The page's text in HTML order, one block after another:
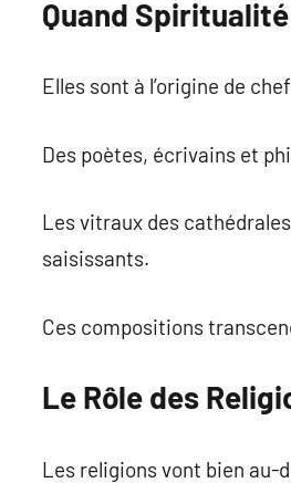
Quand
Elles sont à l’origine de
Des poètes, écrivains et
Les vitraux des
saisissants.
Ces compositions
Le Rôle des
Les religions vont bien au-